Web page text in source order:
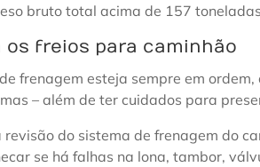
bruto total acima de 157
os freios para caminhão
frenagem esteja sempre em
– além de ter cuidados para
do sistema de frenagem do
se há falhas na lona, tambor,